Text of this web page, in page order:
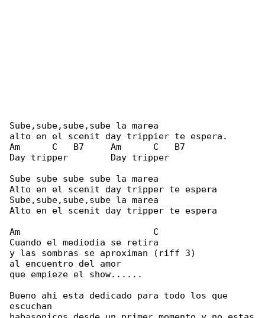
Sube,sube,sube,sube la marea
alto en el scenit day trippier te espera.
Am      C   B7     Am      C   B7
Day tripper        Day tripper
Sube sube sube sube la marea
Alto en el scenit day tripper te espera
Sube,sube,sube,sube la marea
Alto en el scenit day tripper te espera
Am                         C
Cuando el mediodia se retira
y las sombras se aproximan (riff 3)
al encuentro del amor
que empieze el show......
Bueno ahi esta dedicado para todo los que
escuchan